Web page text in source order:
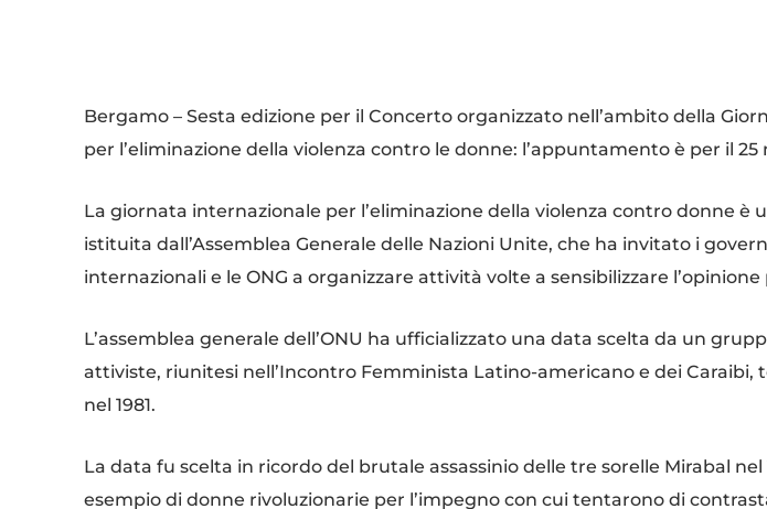
Bergamo – Sesta edizione per il Concerto organizzato nell’ambito della
per l’eliminazione della violenza contro le donne: l’appuntamento è per il 25
La giornata internazionale per l’eliminazione della violenza contro donne è
istituita dall’Assemblea Generale delle Nazioni Unite, che ha invitato i
internazionali e le ONG a organizzare attività volte a sensibilizzare l’opinione
L’assemblea generale dell’ONU ha ufficializzato una data scelta da un
attiviste, riunitesi nell’Incontro Femminista Latino-americano e dei Caraibi,
nel 1981.
La data fu scelta in ricordo del brutale assassinio delle tre sorelle Mirabal nel
esempio di donne rivoluzionarie per l’impegno con cui tentarono di